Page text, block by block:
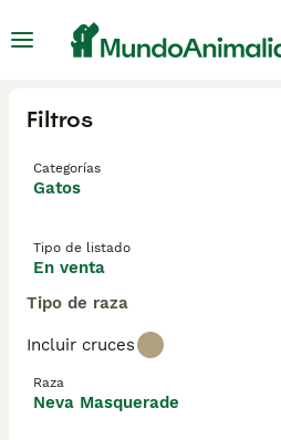
Filtros
Categorías
Gatos
Tipo de listado
En venta
Tipo de raza
Incluir cruces
Raza
Neva Masquerade